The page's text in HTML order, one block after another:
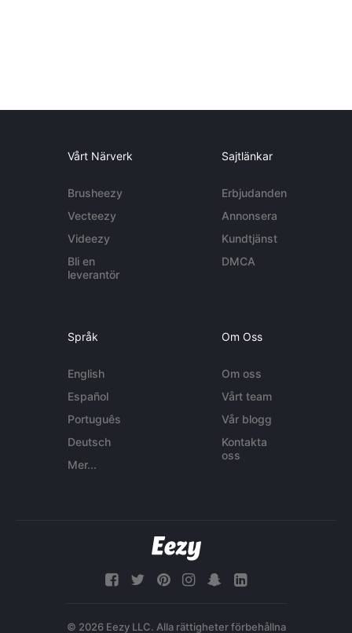
Vårt Närverk
Brusheezy
Vecteezy
Videezy
Bli en
leverantör
Sajtlänkar
Erbjudanden
Annonsera
Kundtjänst
DMCA
Språk
English
Español
Português
Deutsch
Mer...
Om Oss
Om oss
Vårt team
Vår blogg
Kontakta
oss
© 2026 Eezy LLC. Alla rättigheter förbehållna